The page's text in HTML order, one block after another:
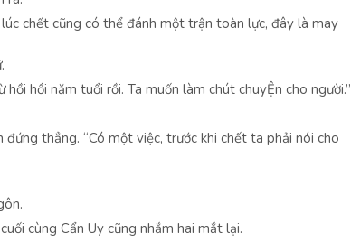
chết cũng có thể đánh một trận toàn lực, đây là may
hồi năm tuổi rồi. Ta muốn làm chút chuyỆn cho người.”
thẳng. “Có một việc, trước khi chết ta phải nói cho
cùng Cẩn Uy cũng nhắm hai mắt lại.